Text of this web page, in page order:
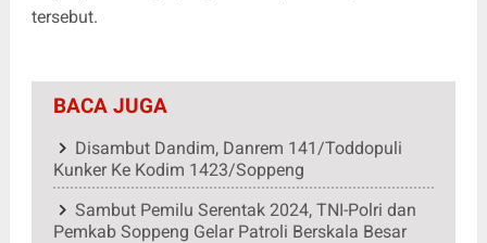
tersebut.
BACA JUGA
Disambut Dandim, Danrem 141/Toddopuli
Kunker Ke Kodim 1423/Soppeng
Sambut Pemilu Serentak 2024, TNI-Polri dan
Pemkab Soppeng Gelar Patroli Berskala Besar